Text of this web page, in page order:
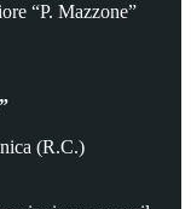
“P. Mazzone”
(R.C.)